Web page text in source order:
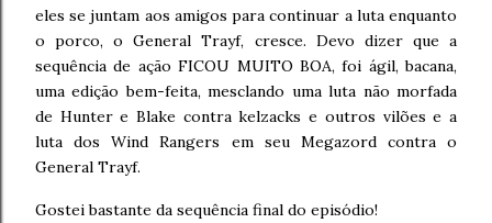
eles se juntam aos amigos para continuar a luta enquanto
o porco, o General Trayf, cresce. Devo dizer que a
sequência de ação FICOU MUITO BOA, foi ágil, bacana,
uma edição bem-feita, mesclando uma luta não morfada
de Hunter e Blake contra kelzacks e outros vilões e a
luta dos Wind Rangers em seu Megazord contra o
General Trayf.
Gostei bastante da sequência final do episódio!